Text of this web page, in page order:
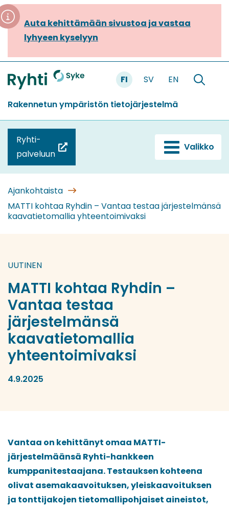
Siirry
sisältöönAuta kehittämään sivustoa ja vastaa
lyhyeen kyselyyn
Etusivu
FI SV EN
Hae
Rakennetun ympäristön tietojärjestelmä
Ryhti-
palveluun
(siirryt
toiseen
Valikko
Ajankohtaista
MATTI kohtaa Ryhdin – Vantaa testaa järjestelmänsä
kaavatietomallia yhteentoimivaksi
UUTINEN
MATTI kohtaa Ryhdin –
Vantaa testaa
järjestelmänsä
kaavatietomallia
yhteentoimivaksi
4.9.2025
Vantaa on kehittänyt omaa MATTI-
järjestelmäänsä Ryhti-hankkeen
kumppanitestaajana. Testauksen kohteena
olivat asemakaavoituksen, yleiskaavoituksen
ja tonttijakojen tietomallipohjaiset aineistot,